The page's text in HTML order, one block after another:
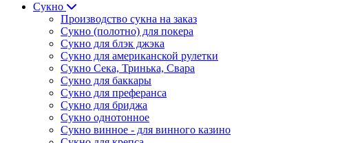
Сукно
Производство сукна на заказ
Сукно (полотно) для покера
Сукно для блэк джэка
Сукно для американской рулетки
Сукно Сека, Тринька, Свара
Сукно для баккары
Сукно для преферанса
Сукно для бриджа
Сукно однотонное
Сукно винное - для винного казино